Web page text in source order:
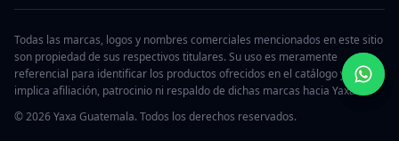
Todas las marcas, logos y nombres comerciales mencionados en este sitio
son propiedad de sus respectivos titulares. Su uso es meramente
referencial para identificar los productos ofrecidos en el catálogo y no
implica afiliación, patrocinio ni respaldo de dichas marcas hacia Yaxa.
© 2026 Yaxa Guatemala. Todos los derechos reservados.